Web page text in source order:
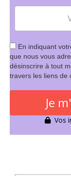
En indiquant
que nous vous
désinscrire à tout
travers les liens de
Je
Vos